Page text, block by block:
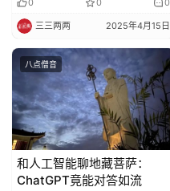
物
寺
院
礼
视
频
0 0 0
三三两两 2025年4月15日
八点僧音
和人工智能聊地藏菩萨：
ChatGPT竟能对答如流